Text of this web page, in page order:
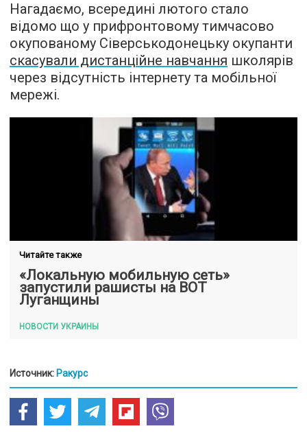
Нагадаємо, всередині лютого стало
відомо що у прифронтовому тимчасово
окупованому Сіверськодонецьку окупанти
скасували дистанційне навчання школярів
через відсутність інтернету та мобільної
мережі.
Читайте также
«Локальную мобильную сеть»
запустили рашисты на ВОТ
Луганщины
НОВОСТИ УКРАИНЫ
Источник: Ракурс